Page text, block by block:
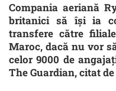
Compania aeriană
britanici să îşi ia
transfere către
Maroc, dacă nu vor
celor 9000 de
The Guardian, citat